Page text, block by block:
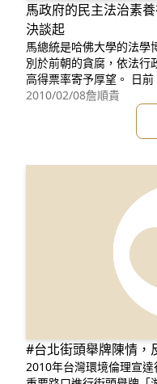
馬政府的民主法治素
決談起
馬總統是哈佛大學的法學
別於前朝的貪腐，依法行
高得票率寄予厚望。 日前，行政院國家科學委員會中部科學工
業園區管理局第三期其中
影響評估審查的行政處
第１１１７號判決撤銷
院９９年度判字第３０
2010/02/08詹順貴
#台北街頭舉牌陳情，
2010年台灣環境倫理宣